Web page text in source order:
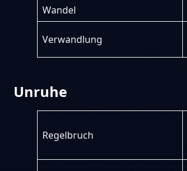
Wandel
Verwandlung
Unruhe
Regelbruch